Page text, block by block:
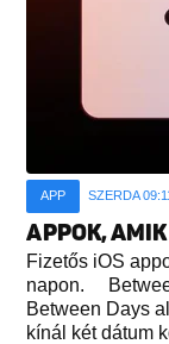
APP SZERDA
APPOK,
Fizetős iOS
napon.
Between Days
kínál két dátum